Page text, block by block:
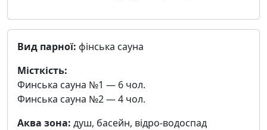
Вид парної: фінська сауна
Місткість:
Финська сауна №1 — 6 чол.
Финська сауна №2 — 4 чол.
Аква зона: душ, басейн, відро-водоспад